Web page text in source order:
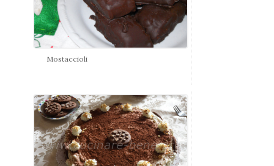
Mostaccioli